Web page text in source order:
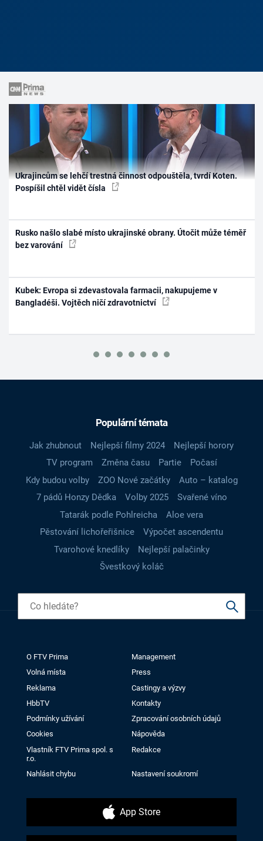
Ukrajincům se lehčí trestná činnost odpouštěla, tvrdí Koten.
Pospíšil chtěl vidět čísla
Rusko našlo slabé místo ukrajinské obrany. Útočit může téměř
bez varování
Kubek: Evropa si zdevastovala farmacii, nakupujeme v
Bangladéši. Vojtěch ničí zdravotnictví
Populární témata
Jak zhubnout Nejlepší filmy 2024
Nejlepší horory
TV program
Změna času Partie
Počasí
Kdy budou volby
ZOO Nové začátky
Auto – katalog
7 pádů Honzy Dědka
Volby 2025
Svařené víno
Tatarák podle Pohlreicha
Aloe vera
Pěstování lichořeřišnice
Výpočet ascendentu
Tvarohové knedlíky
Nejlepší palačinky
Švestkový koláč
O FTV Prima
Management
Volná místa
Press
Reklama
Castingy a výzvy
HbbTV
Kontakty
Podmínky užívání
Zpracování osobních údajů
Cookies
Nápověda
Vlastník FTV Prima spol. s
r.o.
Redakce
Nahlásit chybu Nastavení soukromí
App Store